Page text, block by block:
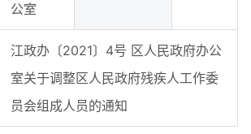
公室
江政办〔2021〕4号 区人民政府办公
室关于调整区人民政府残疾人工作委
员会组成人员的通知